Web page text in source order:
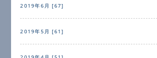
2019年6月 [67]
2019年5月 [61]